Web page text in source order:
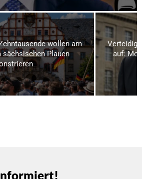
wollen am
sächsischen Plauen
auf: